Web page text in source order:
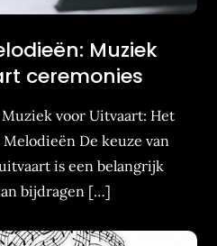
Muziek
ceremonies
voor Uitvaart: Het
Melodieën De keuze van
is een belangrijk
bijdragen […]